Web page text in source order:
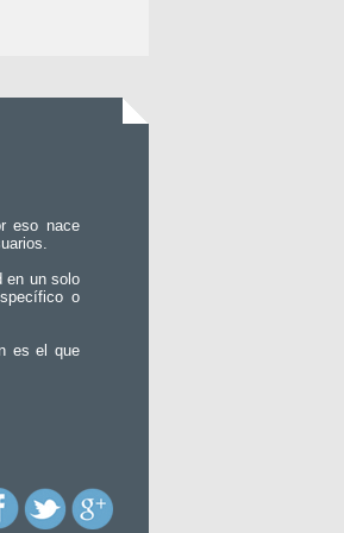
eso nace
en un solo
o
es el que